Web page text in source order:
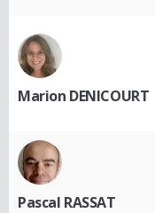
Marion DENICOURT
Pascal RASSAT